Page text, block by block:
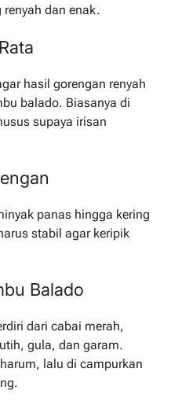
dan enak.
hasil gorengan renyah
balado. Biasanya di
supaya irisan
panas hingga kering
stabil agar keripik
Balado
dari cabai merah,
gula, dan garam.
lalu di campurkan